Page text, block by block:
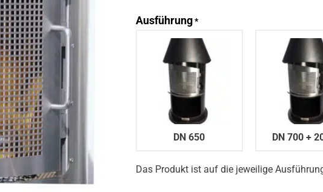
Ausführung*
DN 650 DN 700+
Das Produkt ist auf die jeweilige